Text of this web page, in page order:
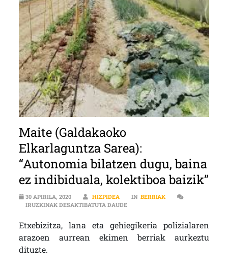
Maite (Galdakaoko
Elkarlaguntza Sarea):
“Autonomia bilatzen dugu, baina
ez indibiduala, kolektiboa baizik”
30 APIRILA, 2020 HIZPIDEA IN BERRIAK
IRUZKINAK DESAKTIBATUTA DAUDEMAITE (GALDAKAOKO
Etxebizitza, lana eta gehiegikeria polizialaren
arazoen aurrean ekimen berriak aurkeztu
dituzte.